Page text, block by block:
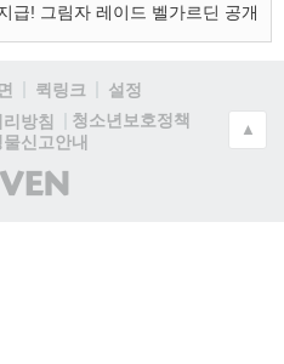
급! 그림자 레이드 벨가르딘 공개
퀵링크
설정
방침
청소년보호정책
신고안내
(주)
인
▲